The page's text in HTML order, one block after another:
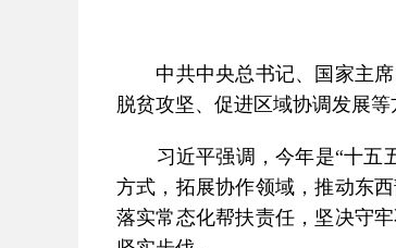
中共中央总书记、国家主席
脱贫攻坚、促进区域协调发展
习近平强调，今年是“十五五
方式，拓展协作领域，推动东
落实常态化帮扶责任，坚决守